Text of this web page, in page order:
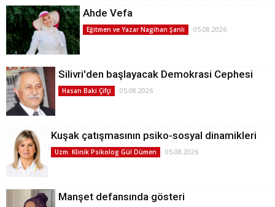
Ahde Vefa
Eğitmen ve Yazar Nagihan Şanlı 05.08.2026
Silivri'den başlayacak Demokrasi Cephesi
Hasan Baki Çifçi 05.08.2026
Kuşak çatışmasının psiko-sosyal dinamikleri
Uzm. Klinik Psikolog Gül Dümen 05.08.2026
Manşet defansında gösteri